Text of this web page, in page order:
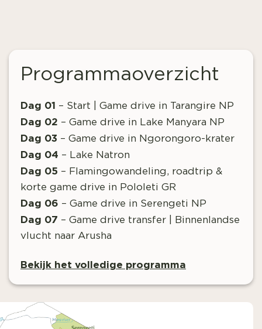
Programmaoverzicht
Dag 01 – Start | Game drive in Tarangire NP
Dag 02 – Game drive in Lake Manyara NP
Dag 03 – Game drive in Ngorongoro-krater
Dag 04 – Lake Natron
Dag 05 – Flamingowandeling, roadtrip &
korte game drive in Pololeti GR
Dag 06 – Game drive in Serengeti NP
Dag 07 – Game drive transfer | Binnenlandse
vlucht naar Arusha
Bekijk het volledige programma